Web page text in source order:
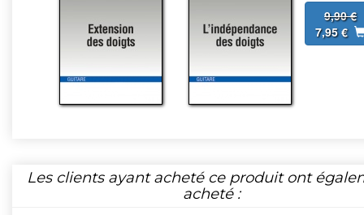
9,90 €
7,95 €
Les clients ayant acheté ce produit ont
acheté :